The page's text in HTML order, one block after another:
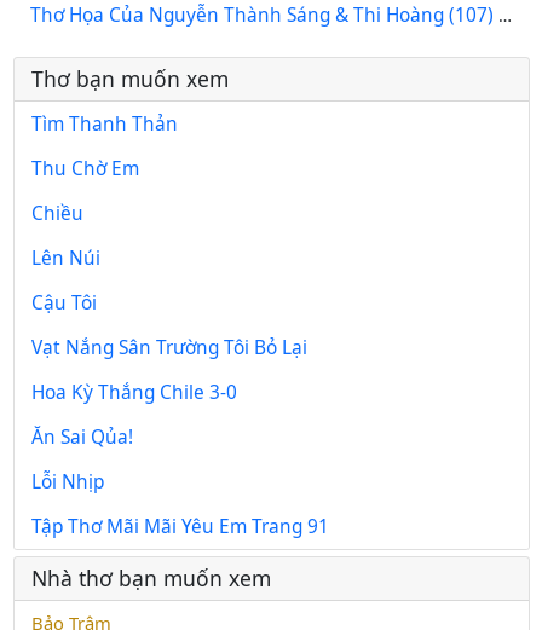
Thơ Họa Của Nguyễn Thành Sáng & Thi Hoàng (107)
Thơ bạn muốn xem
Tìm Thanh Thản
Thu Chờ Em
Chiều
Lên Núi
Cậu Tôi
Vạt Nắng Sân Trường Tôi Bỏ Lại
Hoa Kỳ Thắng Chile 3-0
Ăn Sai Qủa!
Lỗi Nhịp
Tập Thơ Mãi Mãi Yêu Em Trang 91
Nhà thơ bạn muốn xem
Bảo Trâm